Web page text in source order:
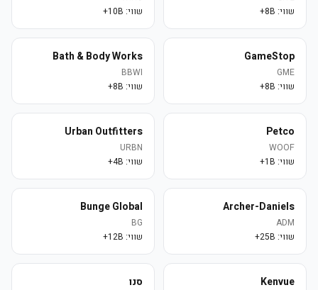
שווי: 8B+
שווי: 10B+
GameStop
GME
שווי: 8B+
Bath & Body Works
BBWI
שווי: 8B+
Petco
WOOF
שווי: 1B+
Urban Outfitters
URBN
שווי: 4B+
Archer-Daniels
ADM
שווי: 25B+
Bunge Global
BG
שווי: 12B+
Kenvue סנו